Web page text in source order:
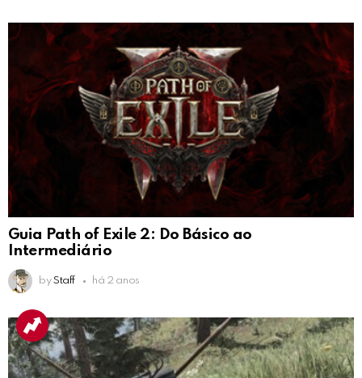
Guia Path of Exile 2: Do Básico ao
Intermediário
by Staff há 2 anos